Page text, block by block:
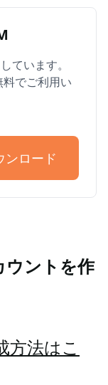
ています。
でご利用い
ンロード
ウントを作
方法はこ